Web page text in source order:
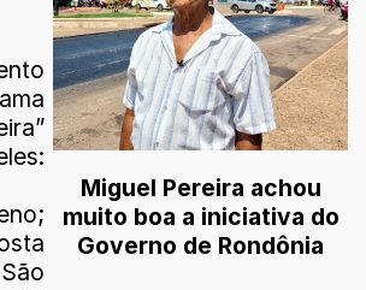
Miguel Pereira achou
muito boa a iniciativa do
Governo de Rondônia